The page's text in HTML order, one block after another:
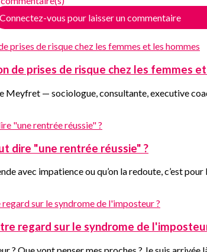
Connectez-vous pour laisser un commentaire
de prises de risque chez les femmes
Meyfret — sociologue, consultante, executive
dire "une rentrée réussie" ?
avec impatience ou qu’on la redoute, c’est pour
regard sur le syndrome de